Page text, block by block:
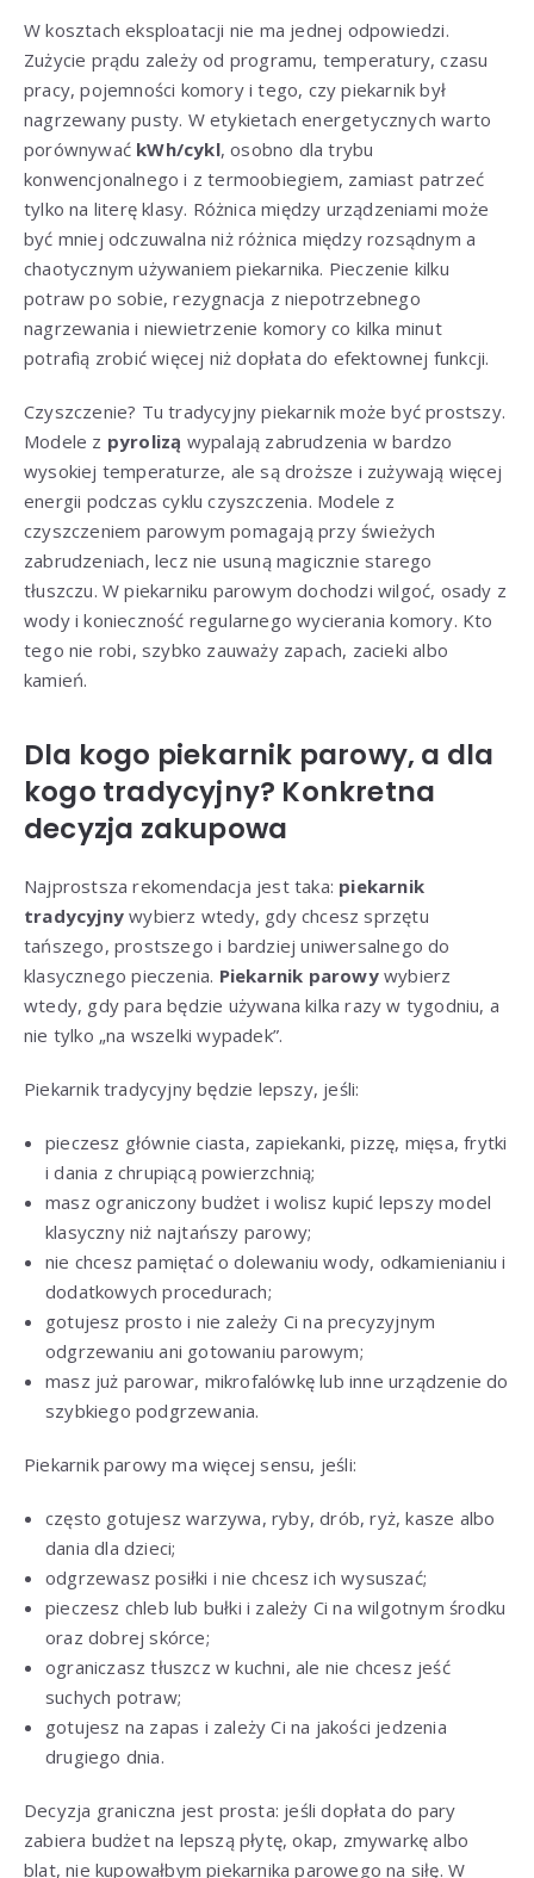
W kosztach eksploatacji nie ma jednej odpowiedzi.
Zużycie prądu zależy od programu, temperatury, czasu
pracy, pojemności komory i tego, czy piekarnik był
nagrzewany pusty. W etykietach energetycznych warto
porównywać kWh/cykl, osobno dla trybu
konwencjonalnego i z termoobiegiem, zamiast patrzeć
tylko na literę klasy. Różnica między urządzeniami może
być mniej odczuwalna niż różnica między rozsądnym a
chaotycznym używaniem piekarnika. Pieczenie kilku
potraw po sobie, rezygnacja z niepotrzebnego
nagrzewania i niewietrzenie komory co kilka minut
potrafią zrobić więcej niż dopłata do efektownej funkcji.
Czyszczenie? Tu tradycyjny piekarnik może być prostszy.
Modele z pyrolizą wypalają zabrudzenia w bardzo
wysokiej temperaturze, ale są droższe i zużywają więcej
energii podczas cyklu czyszczenia. Modele z
czyszczeniem parowym pomagają przy świeżych
zabrudzeniach, lecz nie usuną magicznie starego
tłuszczu. W piekarniku parowym dochodzi wilgoć, osady z
wody i konieczność regularnego wycierania komory. Kto
tego nie robi, szybko zauważy zapach, zacieki albo
kamień.
Dla kogo piekarnik parowy, a dla
kogo tradycyjny? Konkretna
decyzja zakupowa
Najprostsza rekomendacja jest taka: piekarnik
tradycyjny wybierz wtedy, gdy chcesz sprzętu
tańszego, prostszego i bardziej uniwersalnego do
klasycznego pieczenia. Piekarnik parowywybierz
wtedy, gdy para będzie używana kilka razy w tygodniu, a
nie tylko „na wszelki wypadek”.
Piekarnik tradycyjny będzie lepszy, jeśli:
pieczesz głównie ciasta, zapiekanki, pizzę, mięsa, frytki
i dania z chrupiącą powierzchnią;
masz ograniczony budżet i wolisz kupić lepszy model
klasyczny niż najtańszy parowy;
nie chcesz pamiętać o dolewaniu wody, odkamienianiu i
dodatkowych procedurach;
gotujesz prosto i nie zależy Ci na precyzyjnym
odgrzewaniu ani gotowaniu parowym;
masz już parowar, mikrofalówkę lub inne urządzenie do
szybkiego podgrzewania.
Piekarnik parowy ma więcej sensu, jeśli:
często gotujesz warzywa, ryby, drób, ryż, kasze albo
dania dla dzieci;
odgrzewasz posiłki i nie chcesz ich wysuszać;
pieczesz chleb lub bułki i zależy Ci na wilgotnym środku
oraz dobrej skórce;
ograniczasz tłuszcz w kuchni, ale nie chcesz jeść
suchych potraw;
gotujesz na zapas i zależy Ci na jakości jedzenia
drugiego dnia.
Decyzja graniczna jest prosta: jeśli dopłata do pary
zabiera budżet na lepszą płytę, okap, zmywarkę albo
blat, nie kupowałbym piekarnika parowego na siłę. W